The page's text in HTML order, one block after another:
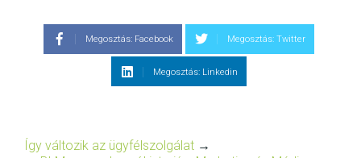
Megosztás: Facebook Megosztás: Twitter
Megosztás: Linkedin
Így változik az ügyfélszolgálat →